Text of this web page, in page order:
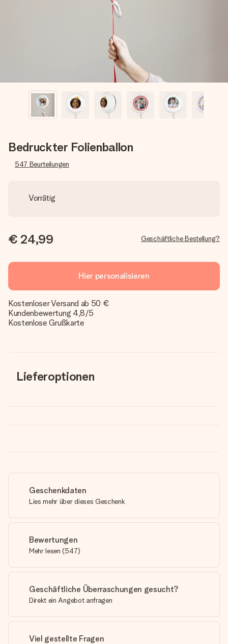
Erstelle etwas Einzigartiges in wenigen Schritten – mit
ihrem Namen, deinem Foto oder einer Nachricht von
Herzen. Kein Stress, nur pure Liebe für den perfekten
Bedruckter Folienballon
547 Beurteilungen
Vorrätig
€ 24,99 Geschäftliche Bestellung?
Hier personalisieren
Kostenloser Versand ab 50 €
Kundenbewertung 4,8/5
Kostenlose Grußkarte
Lieferoptionen
Geschenkdaten
Lies mehr über dieses Geschenk
Bewertungen
Mehr lesen (547)
Geschäftliche Überraschungen gesucht?
Direkt ein Angebot anfragen
Viel gestellte Fragen